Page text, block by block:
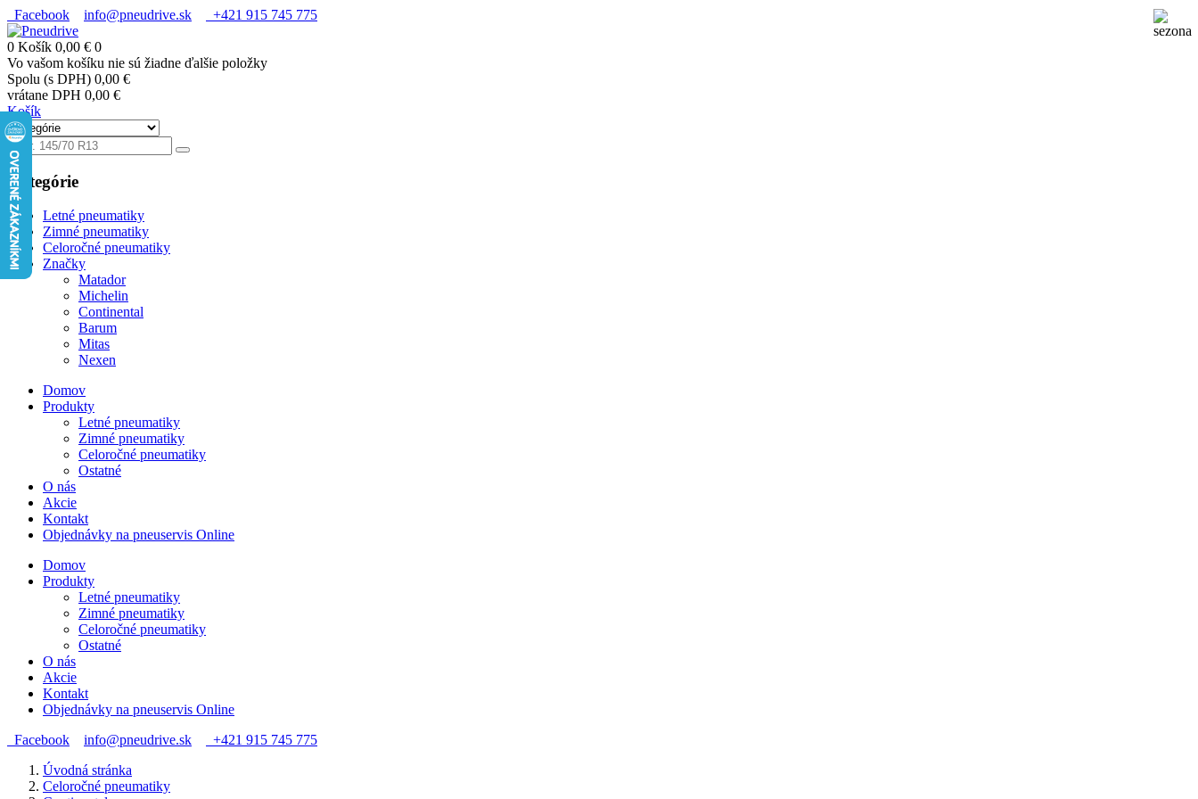
Facebook info@pneudrive.sk +421 915 745 775
0 Košík 0,00 € 0
Vo vašom košíku nie sú žiadne ďalšie položky
Spolu (s DPH) 0,00 €
vrátane DPH 0,00 €
Košík
Kategórie
Letné pneumatiky
Zimné pneumatiky
Celoročné pneumatiky
Značky
Matador
Michelin
Continental
Barum
Mitas
Nexen
Domov
Produkty
Letné pneumatiky
Zimné pneumatiky
Celoročné pneumatiky
Ostatné
O nás
Akcie
Kontakt
Objednávky na pneuservis Online
Domov
Produkty
Letné pneumatiky
Zimné pneumatiky
Celoročné pneumatiky
Ostatné
O nás
Akcie
Kontakt
Objednávky na pneuservis Online
Facebook
info@pneudrive.sk
+421 915 745 775
Úvodná stránka
Celoročné pneumatiky